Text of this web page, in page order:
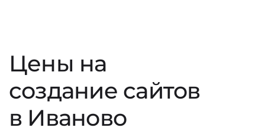
Цены на
создание сайтов
в Иваново